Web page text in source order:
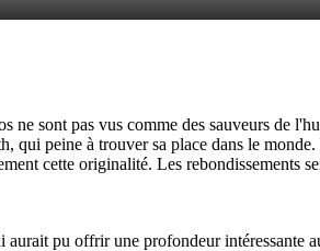
ne sont pas vus comme des sauveurs de
qui peine à trouver sa place dans le
cette originalité. Les rebondissements
pu offrir une profondeur intéressante